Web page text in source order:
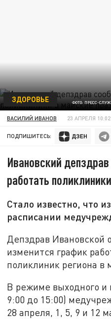
ФОТО: ПРЕСС-
ЗДОРОВЬЕ
ВАСИЛИЙ ИВАНОВ 23 АПРЕЛЯ 10:02
ПОДПИШИТЕСЬ:
Ивановский
работать
Стало известно, что
расписании
Депздрав Ивановской
изменится график
поликлиник региона в
В режиме выходного и
9:00 до 15:00)
28 апреля, 1, 5, 9 и 12